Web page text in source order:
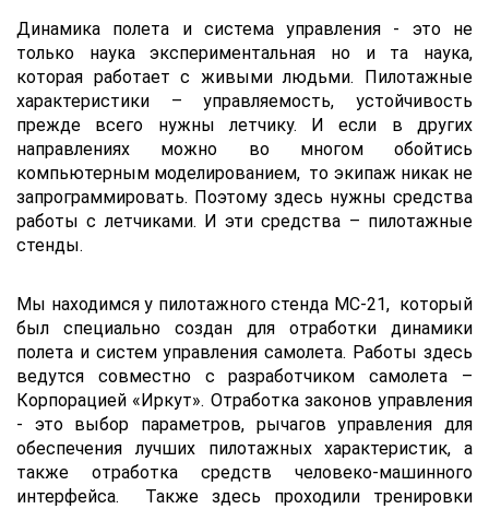
Динамика полета и система управления - это не
только наука экспериментальная но и та наука,
которая работает с живыми людьми. Пилотажные
характеристики – управляемость, устойчивость
прежде всего нужны летчику. И если в других
направлениях можно во многом обойтись
компьютерным моделированием, то экипаж никак не
запрограммировать. Поэтому здесь нужны средства
работы с летчиками. И эти средства – пилотажные
стенды.
Мы находимся у пилотажного стенда МС-21, который
был специально создан для отработки динамики
полета и систем управления самолета. Работы здесь
ведутся совместно с разработчиком самолета –
Корпорацией «Иркут». Отработка законов управления
- это выбор параметров, рычагов управления для
обеспечения лучших пилотажных характеристик, а
также отработка средств человеко-машинного
интерфейса. Также здесь проходили тренировки